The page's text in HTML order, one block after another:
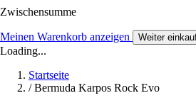
Zwischensumme
Meinen Warenkorb anzeigen Weiter
Loading...
Startseite
/ Bermuda Karpos Rock Evo